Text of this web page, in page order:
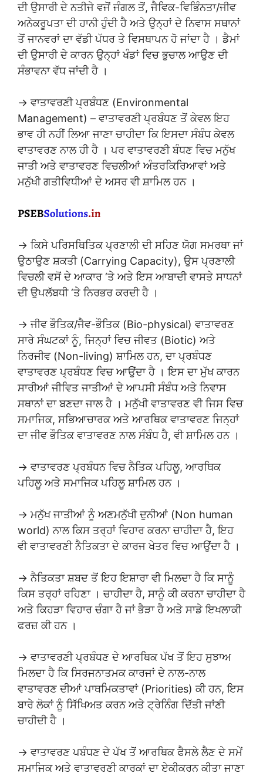
ਦੀ ਉਸਾਰੀ ਦੇ ਨਤੀਜੇ ਵਜੋਂ ਜੰਗਲ ਤੋਂ, ਜੈਵਿਕ-ਵਿਭਿੰਨਤਾ/ਜੀਵ
ਅਨੇਕਰੂਪਤਾ ਦੀ ਹਾਨੀ ਹੁੰਦੀ ਹੈ ਅਤੇ ਉਨ੍ਹਾਂ ਦੇ ਨਿਵਾਸ ਸਥਾਨਾਂ
ਤੋਂ ਜਾਨਵਰਾਂ ਦਾ ਵੱਡੀ ਪੱਧਰ ਤੇ ਵਿਸਥਾਪਨ ਹੋ ਜਾਂਦਾ ਹੈ । ਡੈਮਾਂ
ਦੀ ਉਸਾਰੀ ਦੇ ਕਾਰਨ ਉਨ੍ਹਾਂ ਖੰਡਾਂ ਵਿਚ ਭੁਚਾਲ ਆਉਣ ਦੀ
ਸੰਭਾਵਨਾ ਵੱਧ ਜਾਂਦੀ ਹੈ ।
→ ਵਾਤਾਵਰਣੀ ਪ੍ਰਬੰਧਣ (Environmental
Management) – ਵਾਤਾਵਰਣੀ ਪ੍ਰਬੰਧਣ ਤੋਂ ਕੇਵਲ ਇਹ
ਭਾਵ ਹੀ ਨਹੀਂ ਲਿਆ ਜਾਣਾ ਚਾਹੀਦਾ ਕਿ ਇਸਦਾ ਸੰਬੰਧ ਕੇਵਲ
ਵਾਤਾਵਰਣ ਨਾਲ ਹੀ ਹੈ । ਪਰ ਵਾਤਾਵਰਣੀ ਬੰਧਣ ਵਿਚ ਮਨੁੱਖ
ਜਾਤੀ ਅਤੇ ਵਾਤਾਵਰਣ ਵਿਚਲੀਆਂ ਅੰਤਰਕਿਰਿਆਵਾਂ ਅਤੇ
ਮਨੁੱਖੀ ਗਤੀਵਿਧੀਆਂ ਦੇ ਅਸਰ ਵੀ ਸ਼ਾਮਿਲ ਹਨ ।
→ ਕਿਸੇ ਪਰਿਸਥਿਤਿਕ ਪ੍ਰਣਾਲੀ ਦੀ ਸਹਿਣ ਯੋਗ ਸਮਰਥਾ ਜਾਂ
ਉਠਾਉਣ ਸ਼ਕਤੀ (Carrying Capacity), ਉਸ ਪ੍ਰਣਾਲੀ
ਵਿਚਲੀ ਵਸੋਂ ਦੇ ਆਕਾਰ ‘ਤੇ ਅਤੇ ਇਸ ਆਬਾਦੀ ਵਾਸਤੇ ਸਾਧਨਾਂ
ਦੀ ਉਪਲੱਬਧੀ ‘ਤੇ ਨਿਰਭਰ ਕਰਦੀ ਹੈ ।
→ ਜੀਵ ਭੌਤਿਕ/ਜੈਵ-ਭੌਤਿਕ (Bio-physical) ਵਾਤਾਵਰਣ
ਸਾਰੇ ਸੰਘਟਕਾਂ ਨੂੰ, ਜਿਨ੍ਹਾਂ ਵਿਚ ਜੀਵਤ (Biotic) ਅਤੇ
ਨਿਰਜੀਵ (Non-living) ਸ਼ਾਮਿਲ ਹਨ, ਦਾ ਪ੍ਰਬੰਧਣ
ਵਾਤਾਵਰਣ ਪ੍ਰਬੰਧਣ ਵਿਚ ਆਉਂਦਾ ਹੈ । ਇਸ ਦਾ ਮੁੱਖ ਕਾਰਨ
ਸਾਰੀਆਂ ਜੀਵਿਤ ਜਾਤੀਆਂ ਦੇ ਆਪਸੀ ਸੰਬੰਧ ਅਤੇ ਨਿਵਾਸ
ਸਥਾਨਾਂ ਦਾ ਬਣਦਾ ਜਾਲ ਹੈ । ਮਨੁੱਖੀ ਵਾਤਾਵਰਣ ਵੀ ਜਿਸ ਵਿਚ
ਸਮਾਜਿਕ, ਸਭਿਆਚਾਰਕ ਅਤੇ ਆਰਥਿਕ ਵਾਤਾਵਰਣ ਜਿਨ੍ਹਾਂ
ਦਾ ਜੀਵ ਭੌਤਿਕ ਵਾਤਾਵਰਣ ਨਾਲ ਸੰਬੰਧ ਹੈ, ਵੀ ਸ਼ਾਮਿਲ ਹਨ ।
→ ਵਾਤਾਵਰਣ ਪ੍ਰਬੰਧਨ ਵਿਚ ਨੈਤਿਕ ਪਹਿਲੂ, ਆਰਥਿਕ
ਪਹਿਲੂ ਅਤੇ ਸਮਾਜਿਕ ਪਹਿਲੂ ਸ਼ਾਮਿਲ ਹਨ ।
→ ਮਨੁੱਖ ਜਾਤੀਆਂ ਨੂੰ ਅਣਮਨੁੱਖੀ ਦੁਨੀਆਂ (Non human
world) ਨਾਲ ਕਿਸ ਤਰ੍ਹਾਂ ਵਿਹਾਰ ਕਰਨਾ ਚਾਹੀਦਾ ਹੈ, ਇਹ
ਵੀ ਵਾਤਾਵਰਣੀ ਨੈਤਿਕਤਾ ਦੇ ਕਾਰਜ ਖੇਤਰ ਵਿਚ ਆਉਂਦਾ ਹੈ ।
→ ਨੈਤਿਕਤਾ ਸ਼ਬਦ ਤੋਂ ਇਹ ਇਸ਼ਾਰਾ ਵੀ ਮਿਲਦਾ ਹੈ ਕਿ ਸਾਨੂੰ
ਕਿਸ ਤਰ੍ਹਾਂ ਰਹਿਣਾ । ਚਾਹੀਦਾ ਹੈ, ਸਾਨੂੰ ਕੀ ਕਰਨਾ ਚਾਹੀਦਾ ਹੈ
ਅਤੇ ਕਿਹੜਾ ਵਿਹਾਰ ਚੰਗਾ ਹੈ ਜਾਂ ਭੈੜਾ ਹੈ ਅਤੇ ਸਾਡੇ ਇਖਲਾਕੀ
ਫਰਜ਼ ਕੀ ਹਨ ।
→ ਵਾਤਾਵਰਣੀ ਪ੍ਰਬੰਧਣ ਦੇ ਆਰਥਿਕ ਪੱਖ ਤੋਂ ਇਹ ਸੁਝਾਅ
ਮਿਲਦਾ ਹੈ ਕਿ ਸਿਰਜਨਾਤਮਕ ਕਾਰਜਾਂ ਦੇ ਨਾਲ-ਨਾਲ
ਵਾਤਾਵਰਣ ਦੀਆਂ ਪਾਥਮਿਕਤਾਵਾਂ (Priorities) ਕੀ ਹਨ, ਇਸ
ਬਾਰੇ ਲੋਕਾਂ ਨੂੰ ਸਿੱਖਿਅਤ ਕਰਨ ਅਤੇ ਟ੍ਰੇਨਿੰਗ ਦਿੱਤੀ ਜਾਂਣੀ
ਚਾਹੀਦੀ ਹੈ ।
→ ਵਾਤਾਵਰਣ ਪਬੰਧਣ ਦੇ ਪੱਖ ਤੋਂ ਆਰਥਿਕ ਫੈਸਲੇ ਲੈਣ ਦੇ ਸਮੇਂ
ਸਮਾਜਿਕ ਅਤੇ ਵਾਤਾਵਰਣੀ ਕਾਰਕਾਂ ਦਾ ਏਕੀਕਰਨ ਕੀਤਾ ਜਾਣਾ